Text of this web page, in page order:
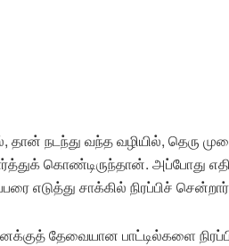
நடந்து வந்த வழியில், தெரு
கொண்டிருந்தான். அப்போது
எடுத்து சாக்கில் நிரப்பிச்
தேவையான பாட்டில்களை